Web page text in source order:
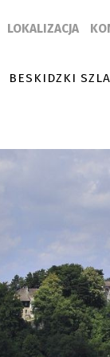
LOKALIZACJA
BESKIDZKI